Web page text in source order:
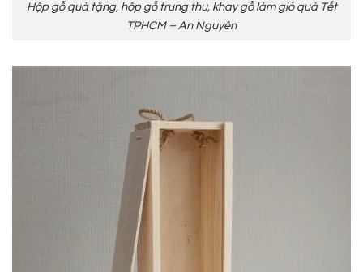
Hộp gỗ quà tặng, hộp gỗ trung thu, khay gỗ làm giỏ quà Tết
TPHCM – An Nguyên